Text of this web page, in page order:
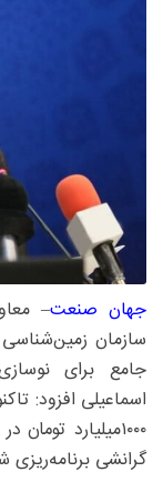
جهان صنعت–
سازمان
جامع برای
۱۰۰۰‌میلیارد
گرانشی